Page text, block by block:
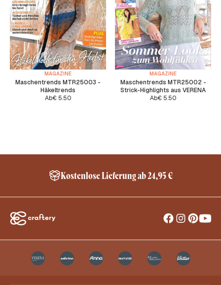
MAGAZINE
Maschentrends MTR25003 -
Häkeltrends
Ab€5.50
MAGAZINE
Maschentrends MTR25002 -
Strick-Highlights aus VERENA
Ab€5.50
Kostenlose Lieferung ab 24,95 €